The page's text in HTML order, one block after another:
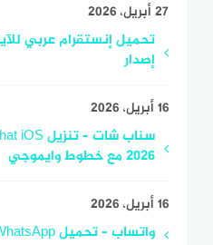
27 أبريل، 2026
إصدار
16 أبريل، 2026
2026 مع خطوط وايموجي
16 أبريل، 2026
واتساب – تحميل WhatsApp للآيفون 2026 آخر إصدار